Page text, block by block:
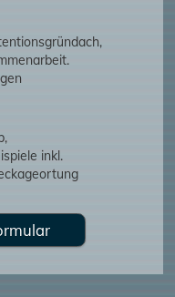
inkl.